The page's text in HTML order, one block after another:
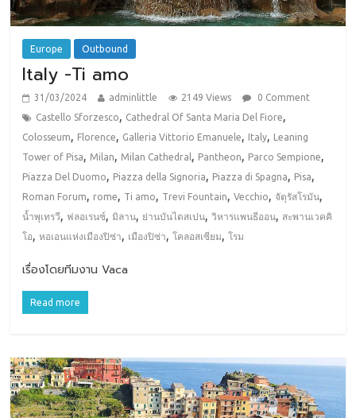
Europe Outbound
Italy -Ti amo
31/03/2024 adminlittle 2149 Views
0 Comment
Castello Sforzesco, Cathedral Of Santa Maria Del Fiore,
Colosseum, Florence, Galleria Vittorio Emanuele, Italy, Leaning
Tower of Pisa, Milan, Milan Cathedral , Pantheon, Parco Sempione,
Piazza Del Duomo, Piazza della Signoria, Piazza di Spagna, Pisa,
Roman Forum, rome, Ti amo, Trevi Fountain,Vecchio, จัตุรัสโรมัน,
น้ำพุเทรวี, ฟลอเรนซ์,มิลาน, ย่านบันไดสเปน,วิหารแพนธีออน, สะพานเวคคิ
โอ,หอเอนแห่งเมืองปิซ่า, เมืองปิซ่า,โคลอสเซียม,โรม
เรื่องโดยทีมงาน Vaca
Read more